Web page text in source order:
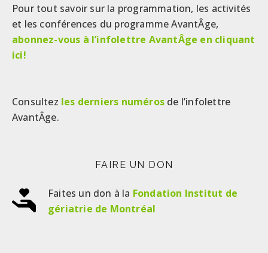
Pour tout savoir sur la programmation, les activités
et les conférences du programme AvantÂge,
abonnez-vous à l’infolettre AvantÂge en cliquant
ici!
Consultez les derniers numéros de l’infolettre
AvantÂge.
FAIRE UN DON
Faites un don à la Fondation Institut de
gériatrie de Montréal